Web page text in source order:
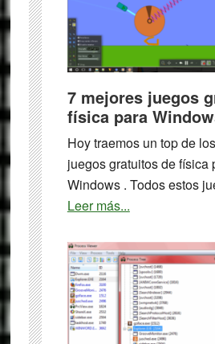
7 mejores juegos
física para
Hoy traemos un top de
juegos gratuitos de física
Windows . Todos estos
Leer más...about
mejores
juegos
gratis
de
física